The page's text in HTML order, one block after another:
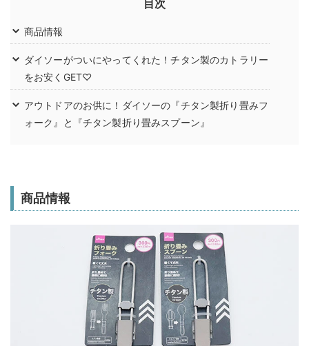
目次
商品情報
ダイソーがついにやってくれた！チタン製のカトラリー
をお安くGET♡
アウトドアのお供に！ダイソーの『チタン製折り畳みフ
ォーク』と『チタン製折り畳みスプーン』
商品情報